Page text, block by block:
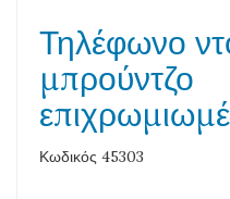
Τηλέφωνο
μπρούντζο
Κωδικός 45303